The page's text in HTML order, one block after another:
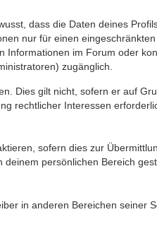
dass die Daten deines
nur für einen
im Forum oder
zugänglich.
Dies gilt nicht, sofern er auf
rechtlicher Interessen
sofern dies zur
persönlichen Bereich
in anderen Bereichen seiner